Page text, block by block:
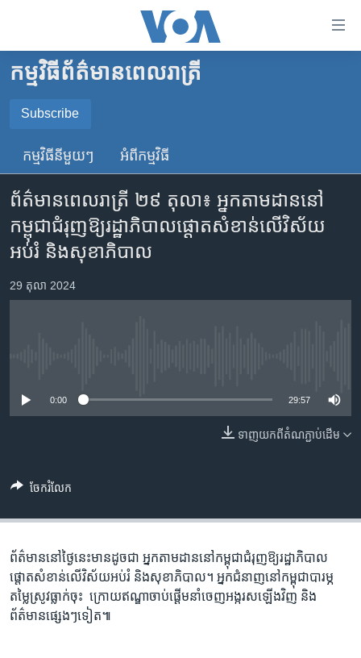
គេហទំព័រ​
ទាក់ទង
រំលង​
ទំព័រ​
ព័ត៌មាន​​
ម្តង
និង​
រំលង​
កាន់​
ស្វែង​
កម្ពុជា
អន្តរជាតិ
ចិន
ហេឡូវីអូអេ
កម្ពុជាច្នៃប្រតិដ្ឋ
ព្រឹត្តិការណ៍ព័ត៌មាន
ទូរទស្សន៍ / វីដេអូ​
កម្មវិធី​ព័ត៌មាន​ពេលរាត្រី
Subscribe
SUBSCRIBE
YouTube Music
Spotify
កម្មវិធី​នីមួយៗ អំពី​កម្មវិធី​
ព័ត៌មានពេលរាត្រី ២៩ តុលា៖ អ្នក​តាម​ដាន​នៅ​
កម្ពុជា​ជំរុញ​ឱ្យ​រដ្ឋាភិបាល​ផ្តោត​សំខាន់​លើ​វិស័យ​
អប់រំ ​និង​សុខាភិបាល
29 តុលា 2024
0:00 29:57
ទាញ​យក​ពី​តំណភ្ជាប់​ដើម
ចែករំលែក
ព័ត៌មាន​នៅ​ថ្ងៃនេះ​មាន​ដូចជា អ្នក​តាម​ដាន​នៅ​កម្ពុជា​ជំរុញ​ឱ្យ​រដ្ឋាភិបាល​
ផ្តោត​សំខាន់​លើ​វិស័យ​អប់រំ ​និង​សុខាភិបាល។ អ្នក​ជំនាញ​នៅ​កម្ពុជា​បារម្ភ​
តម្លៃ​ស្រូវ​ធ្លាក់​ចុះ ​ ក្រោយ​ឥណ្ឌា​ចាប់​ផ្តើម​នាំ​ចេញ​អង្ករ​ស​ឡើង​វិញ និង​
ព័ត៌មាន​ផ្សេងៗ​ទៀត៕